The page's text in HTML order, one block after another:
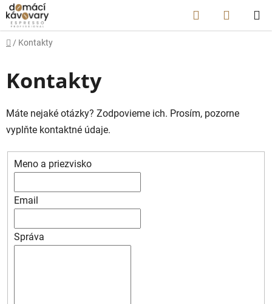
Prejsť
na
obsah
Hľadať
KOŠÍK
Domov
/ Kontakty
Kontakty
Máte nejaké otázky? Zodpovieme ich. Prosím, pozorne
vyplňte kontaktné údaje.
Meno a priezvisko
Email
Správa